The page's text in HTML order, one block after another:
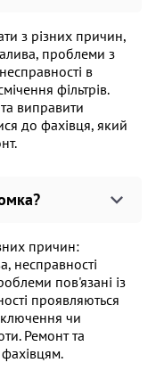
з різних причин,
проблеми з
в
фільтрів.
виправити
до фахівця, який
причин:
несправності
пов'язані із
проявляються
чи
Ремонт та